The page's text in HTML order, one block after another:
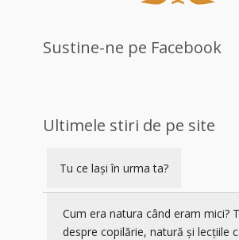
Sustine-ne pe Facebook
Ultimele stiri de pe site
Tu ce lași în urma ta?
Cum era natura când eram mici?
despre copilărie, natură și lecțiile